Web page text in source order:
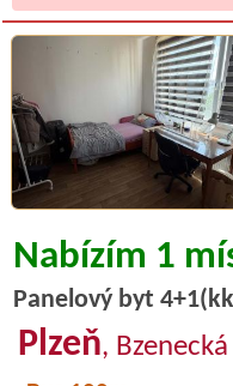
Nabízím 1
Panelový byt
Plzeň, Bzenecká